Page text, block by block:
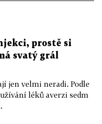
prostě si
svatý grál
jen velmi neradi. Podle
léků averzi sedm